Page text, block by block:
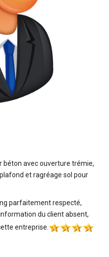
béton avec ouverture trémie,
et ragréage sol pour
parfaitement respecté,
du client absent,
entreprise.